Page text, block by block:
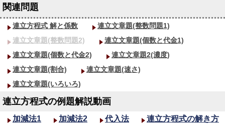
連立方程式 解と係数
連立文章題(整数問題1)
連立文章題(整数問題2)
連立文章題(個数と代金1)
連立文章題(個数と代金2)
連立文章題2(濃度)
連立文章題(割合)
連立文章題(速さ)
連立文章題(いろいろ)
連立方程式の例題解説動画
加減法1 加減法2 代入法
連立方程式の解き方